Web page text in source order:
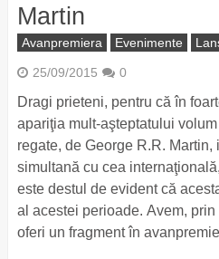
Martin
Avanpremiera Evenimente
25/09/2015 0
Dragi prieteni, pentru că în
apariţia mult-aşteptatului
regate, de George R.R.
simultană cu cea
este destul de evident că
al acestei perioade. Avem,
oferi un fragment în